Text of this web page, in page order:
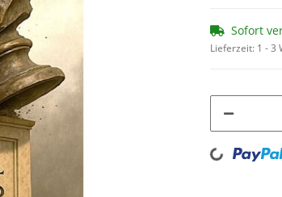
Sofort
Lieferzeit: 1 - 3
Loading...